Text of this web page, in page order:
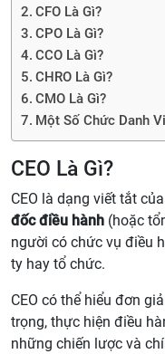
CFO Là Gì?
CPO Là Gì?
CCO Là Gì?
CHRO Là Gì?
CMO Là Gì?
Một Số Chức Danh
CEO Là Gì?
CEO là dạng viết tắt của
đốc điều hành (hoặc
người có chức vụ điều
ty hay tổ chức.
CEO có thể hiểu đơn
trọng, thực hiện điều
những chiến lược và